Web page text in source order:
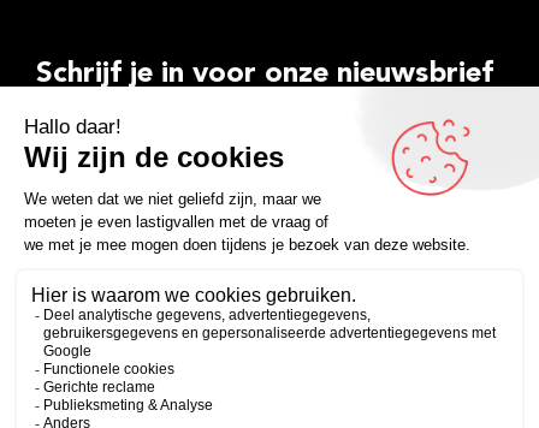
Schrijf je in voor onze nieuwsbrief
E-
mailadres
Inschrijven
FacebookInstagramLinkedInYouTubeSpotify